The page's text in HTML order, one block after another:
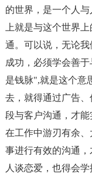
的世界，是一个人
上就是与这个世界
通。可以说，无论
成功，必须学会善
是钱脉",就是这个意
去，就得通过广告
段与客户沟通，才
在工作中游刃有余
事进行有效的沟通
人谈恋爱，也得会